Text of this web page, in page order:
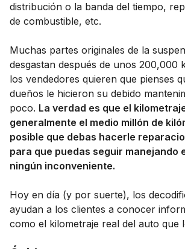
distribución o la banda del tiempo,
de combustible, etc.
Muchas partes originales de la
desgastan después de unos 200,000
los vendedores quieren que pienses
dueños le hicieron su debido
poco. La verdad es que el
generalmente el medio millón de
posible que debas hacerle
para que puedas seguir manejando
ningún inconveniente.
Hoy en día (y por suerte), los
ayudan a los clientes a conocer
como el kilometraje real del auto que